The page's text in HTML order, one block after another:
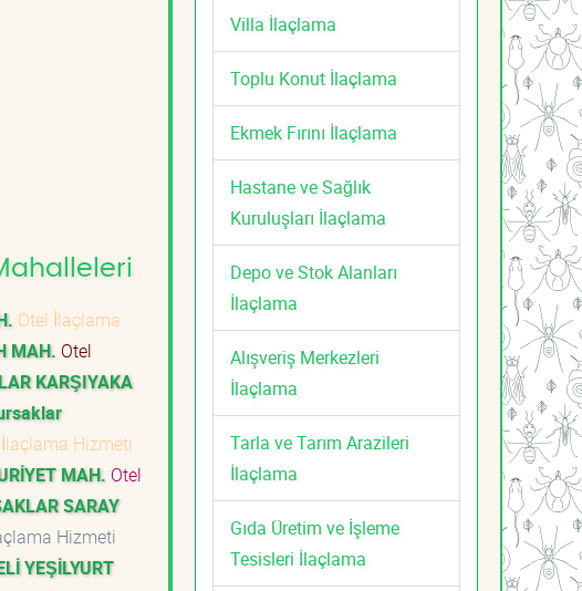
Otel İlaçlama
MAH. Otel
KARŞIYAKA
Hizmeti
MAH. Otel
SARAY
Hizmeti
YEŞİLYURT
Villa İlaçlama
Toplu Konut İlaçlama
Ekmek Fırını İlaçlama
Hastane ve Sağlık
Kuruluşları İlaçlama
Depo ve Stok Alanları
İlaçlama
Alışveriş Merkezleri
İlaçlama
Tarla ve Tarım Arazileri
İlaçlama
Gıda Üretim ve İşleme
Tesisleri İlaçlama